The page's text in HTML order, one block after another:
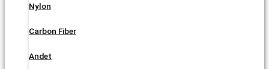
Nylon
Carbon Fiber
Andet